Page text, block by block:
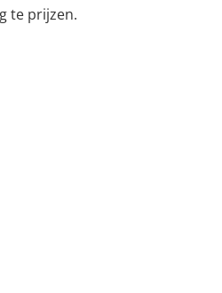
te prijzen.